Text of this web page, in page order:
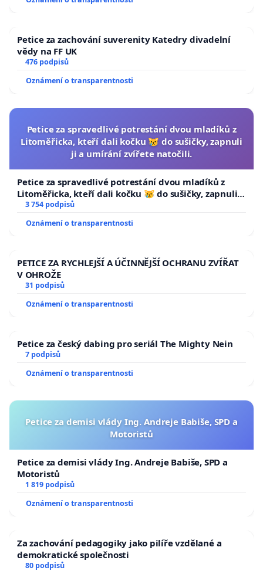
Petice za zachování suverenity Katedry divadelní
vědy na FF UK
476 podpisů
Oznámení o transparentnosti
Petice za spravedlivé potrestání dvou mladíků z
Litoměřicka, kteří dali kočku 😿 do sušičky, zapnuli
ji a umírání zvířete natočili.
Petice za spravedlivé potrestání dvou mladíků z
Litoměřicka, kteří dali kočku 😿 do sušičky, zapnuli ji
a umírání zvířete natočili.
3 754 podpisů
Oznámení o transparentnosti
PETICE ZA RYCHLEJŠÍ A ÚČINNĚJŠÍ OCHRANU ZVÍŘAT
V OHROŽE
31 podpisů
Oznámení o transparentnosti
Petice za český dabing pro seriál The Mighty Nein
7 podpisů
Oznámení o transparentnosti
Petice za demisi vlády Ing. Andreje Babiše, SPD a
Motoristů
Petice za demisi vlády Ing. Andreje Babiše, SPD a
Motoristů
1 819 podpisů
Oznámení o transparentnosti
Za zachování pedagogiky jako pilíře vzdělané a
demokratické společnosti
80 podpisů